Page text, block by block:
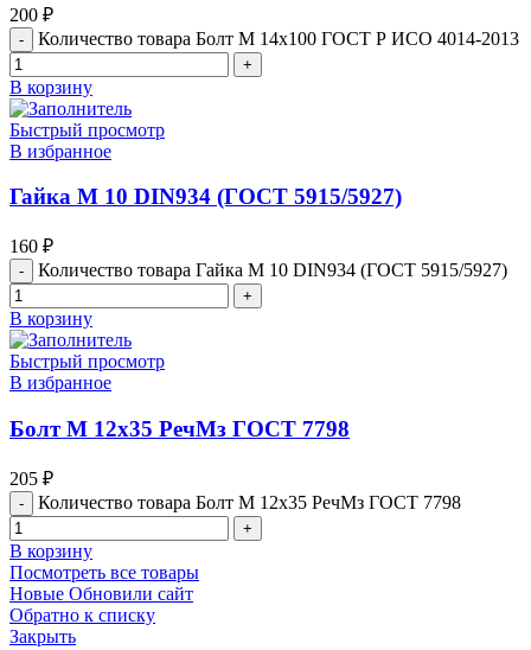
200 ₽
Количество товара Болт М 14х100 ГОСТ Р ИСО 4014-2013
В корзину
Быстрый просмотр
В избранное
Гайка М 10 DIN934 (ГОСТ 5915/5927)
160 ₽
Количество товара Гайка М 10 DIN934 (ГОСТ 5915/5927)
В корзину
Быстрый просмотр
В избранное
Болт М 12х35 РечМз ГОСТ 7798
205 ₽
Количество товара Болт М 12х35 РечМз ГОСТ 7798
В корзину
Посмотреть все товары
Новые Обновили сайт
Обратно к списку
Закрыть